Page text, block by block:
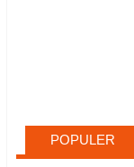
POPULER